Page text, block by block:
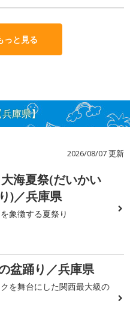
っと見る
庫県】
2026/08/07 更新
海夏祭(だいかい
)／兵庫県
象徴する夏祭り
盆踊り／兵庫県
を舞台にした関西最大級の